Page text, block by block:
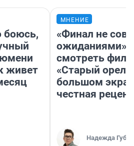
боюсь,
живет
МНЕНИЕ
«Финал не
ожиданиями»:
смотреть
«Старый орел»
большом
честная
Надежда